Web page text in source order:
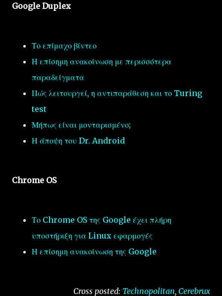
Google Duplex
Το επίμαχο βίντεο
Η επίσημη ανακοίνωση με περισσότερα
παραδείγματα
Πώς λειτουργεί, η αντιπαράθεση και το Turing
test
Μήπως είναι μονταρισμένο;
Η άποψη του Dr. Android
Chrome OS
Το Chrome OS της Google έχει πλήρη
υποστήριξη για Linux εφαρμογές
Η επίσημη ανακοίνωση της Google
Cross posted: Technopolitan, Cerebrux